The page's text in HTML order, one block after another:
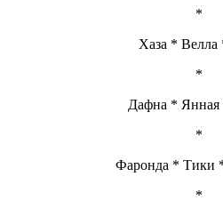
*
Хаза * Велла
*
Дафна * Янная
*
Фаронда * Тики
*